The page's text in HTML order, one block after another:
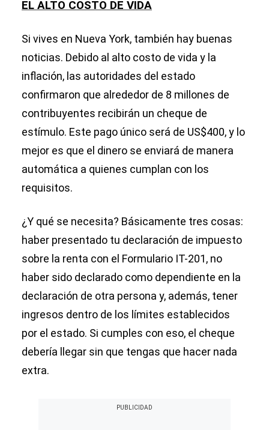
EL ALTO COSTO DE VIDA
Si vives en Nueva York, también hay buenas
noticias. Debido al alto costo de vida y la
inflación, las autoridades del estado
confirmaron que alrededor de 8 millones de
contribuyentes recibirán un cheque de
estímulo. Este pago único será de US$400, y lo
mejor es que el dinero se enviará de manera
automática a quienes cumplan con los
requisitos.
¿Y qué se necesita? Básicamente tres cosas:
haber presentado tu declaración de impuesto
sobre la renta con el Formulario IT-201, no
haber sido declarado como dependiente en la
declaración de otra persona y, además, tener
ingresos dentro de los límites establecidos
por el estado. Si cumples con eso, el cheque
debería llegar sin que tengas que hacer nada
extra.